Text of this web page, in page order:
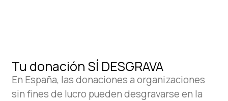
Tu donación SÍ DESGRAVA
En España, las donaciones a organizaciones
sin fines de lucro pueden desgravarse en la